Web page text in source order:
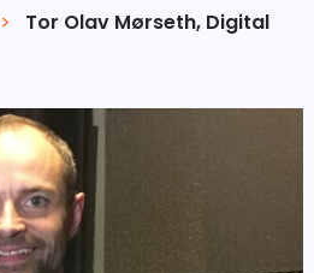
>
Tor Olav Mørseth, Digital